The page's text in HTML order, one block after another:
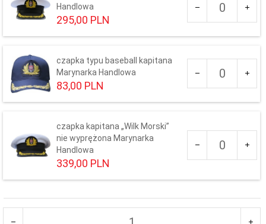
Handlowa
295,00 PLN
dla
produktu
65
54 56 57 58 59
czapka typu baseball kapitana
Marynarka Handlowa
83,00 PLN
dla
produktu
129
GRANATOWYczapka kapitana „Wilk Morski”
nie wyprężona Marynarka
Handlowa
339,00 PLN
dla
produktu
54 55 56 57 58 59 60 61